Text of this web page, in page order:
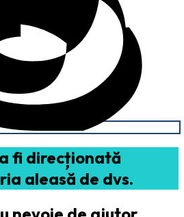
fi direcționată
aleasă de dvs.